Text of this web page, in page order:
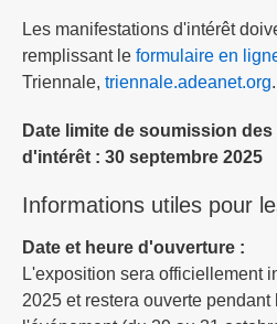
Les manifestations d'intérêt
remplissant le formulaire en
Triennale, triennale.adeanet.org.
Date limite de soumission
d'intérêt : 30 septembre 2025
Informations utiles pour
Date et heure d'ouverture :
L'exposition sera officiellement
2025 et restera ouverte